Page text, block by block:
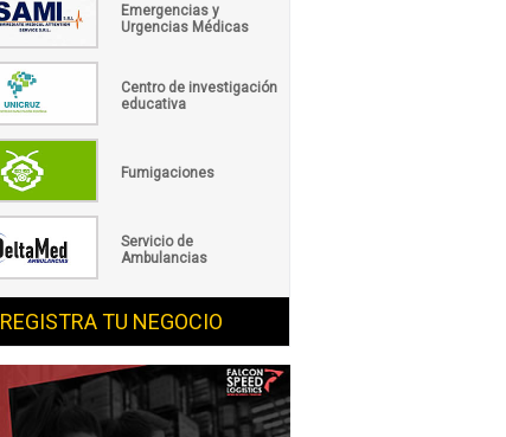
Emergencias y
Urgencias Médicas
Centro de investigación
educativa
Fumigaciones
Servicio de
Ambulancias
REGISTRA TU NEGOCIO